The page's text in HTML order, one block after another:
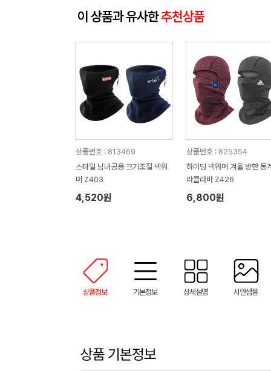
이 상품과 유사한추천상품
상품번호 : 813469
스타일 남녀공용 크기조절 넥워
머 Z403
4,520원
상품번호 : 825354
하이딩 넥워머 겨울 방한 동
라클라바 Z426
6,800원
상품정보 기본정보 상세설명 시안샘플
상품 기본정보